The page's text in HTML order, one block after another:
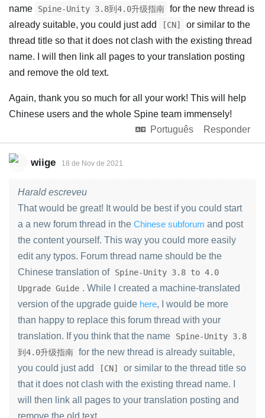
name
Spine-Unity 3.8到4.0升级指南 for the new thread is
already suitable, you could just add
[CN]
or similar to the
thread title so that it does not clash with the existing thread
name. I will then link all pages to your translation posting
and remove the old text.
Again, thank you so much for all your work! This will help
Chinese users and the whole Spine team immensely!
Português
Responder
wiige 18 de Nov de 2021
Harald escreveu
That would be great! It would be best if you could start
a a new forum thread in the Chinese subforum and post
the content yourself. This way you could more easily
edit any typos. Forum thread name should be the
Chinese translation of Spine-Unity 3.8 to 4.0
Upgrade Guide . While I created a machine-translated
version of the upgrade guide here, I would be more
than happy to replace this forum thread with your
translation. If you think that the name
Spine-Unity 3.8
到4.0升级指南 for the new thread is already suitable,
you could just add
[CN]
or similar to the thread title so
that it does not clash with the existing thread name. I
will then link all pages to your translation posting and